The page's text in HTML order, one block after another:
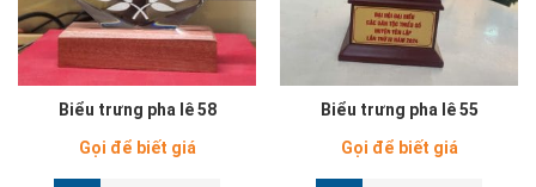
Biểu trưng pha lê 58
Gọi để biết giá
Biểu trưng pha lê 55
Gọi để biết giá